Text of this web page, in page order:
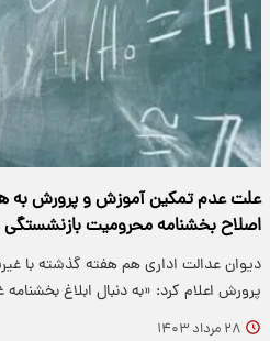
علت عدم تمکین آموزش و پرورش به
اصلاح بخشنامه محرومیت
دیوان عدالت اداری هم هفته گذشته با
پرورش اعلام کرد: «به دنبال ابلاغ
۲۸ مرداد ۱۴۰۳